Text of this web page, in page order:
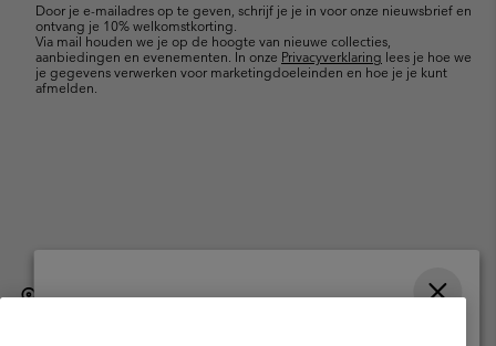
Door je e-mailadres op te geven, schrijf je je in voor onze nieuwsbrief en
ontvang je 10% welkomstkorting.
Via mail houden we je op de hoogte van nieuwe collecties,
aanbiedingen en evenementen. In onze Privacyverklaring lees je hoe we
je gegevens verwerken voor marketingdoeleinden en hoe je je kunt
afmelden.
België (Nederlands) | English ›| français ›